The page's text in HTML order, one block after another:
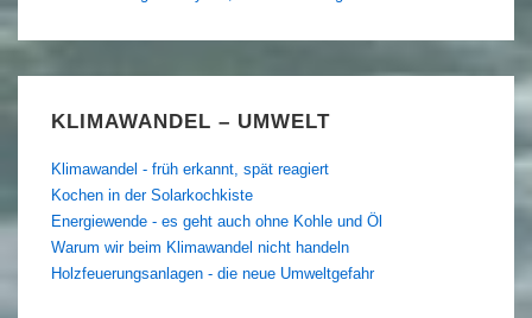
KLIMAWANDEL – UMWELT
Klimawandel - früh erkannt, spät reagiert
Kochen in der Solarkochkiste
Energiewende - es geht auch ohne Kohle und Öl
Warum wir beim Klimawandel nicht handeln
Holzfeuerungsanlagen - die neue Umweltgefahr